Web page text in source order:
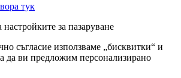
тук
за пазаруване
съгласие използваме „бисквитки“ и
да ви предложим персонализирано